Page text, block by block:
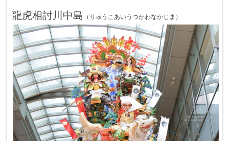
龍虎相討川中島 （ りゅうこあいうつかわなかじま ）